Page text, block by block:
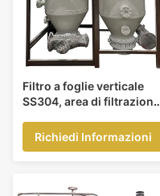
Filtro a foglie verticale
SS304, area di filtrazione
Richiedi Informazioni